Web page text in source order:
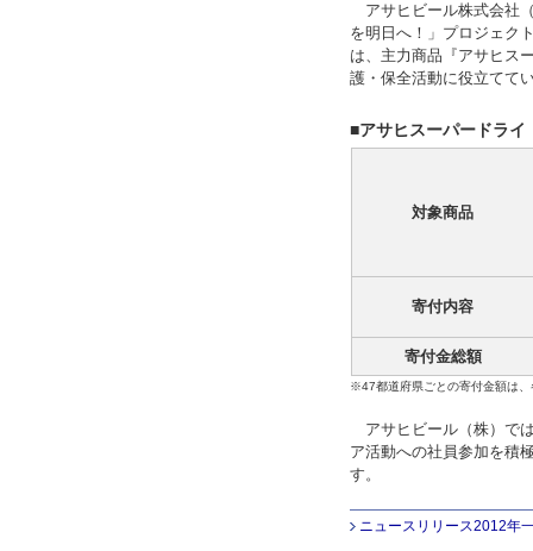
アサヒビール株式会社
を明日へ！」プロジェク
は、主力商品『アサヒス
護・保全活動に役立てて
■アサヒスーパードライ
対象商品
寄付内容
寄付金総額
※47都道府県ごとの寄付金額は、
アサヒビール（株）で
ア活動への社員参加を積
す。
ニュースリリース2012年